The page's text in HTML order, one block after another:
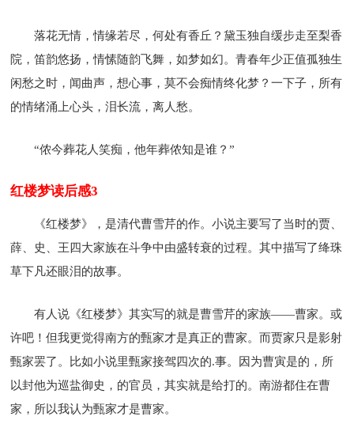
落花无情，情缘若尽，何处有香丘？黛玉独自缓步走至梨香
院，笛韵悠扬，情愫随韵飞舞，如梦如幻。青春年少正值孤独生
闲愁之时，闻曲声，想心事，莫不会痴情终化梦？一下子，所有
的情绪涌上心头，泪长流，离人愁。
“侬今葬花人笑痴，他年葬侬知是谁？”
红楼梦读后感3
《红楼梦》，是清代曹雪芹的作。小说主要写了当时的贾、
薛、史、王四大家族在斗争中由盛转衰的过程。其中描写了绛珠
草下凡还眼泪的故事。
有人说《红楼梦》其实写的就是曹雪芹的家族——曹家。或
许吧！但我更觉得南方的甄家才是真正的曹家。而贾家只是影射
甄家罢了。比如小说里甄家接驾四次的.事。因为曹寅是的，所
以封他为巡盐御史，的官员，其实就是给打的。南游都住在曹
家，所以我认为甄家才是曹家。